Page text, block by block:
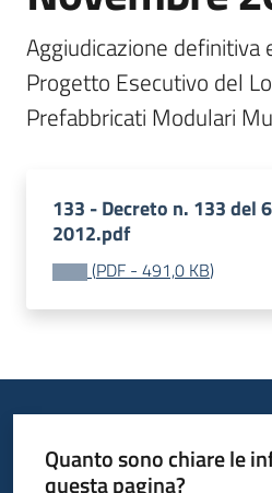
Aggiudicazione definitiva
Progetto Esecutivo del
Prefabbricati Modulari
133 - Decreto n. 133 del
2012.pdf
(PDF - 491,0 KB)
Quanto sono chiare le
questa pagina?